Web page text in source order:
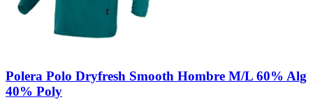
Polera Polo Dryfresh Smooth Hombre M/L 60% Alg
40% Poly